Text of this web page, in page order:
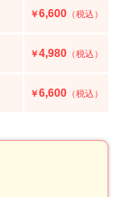
￥6,600 （税込）
￥4,980 （税込）
￥6,600 （税込）